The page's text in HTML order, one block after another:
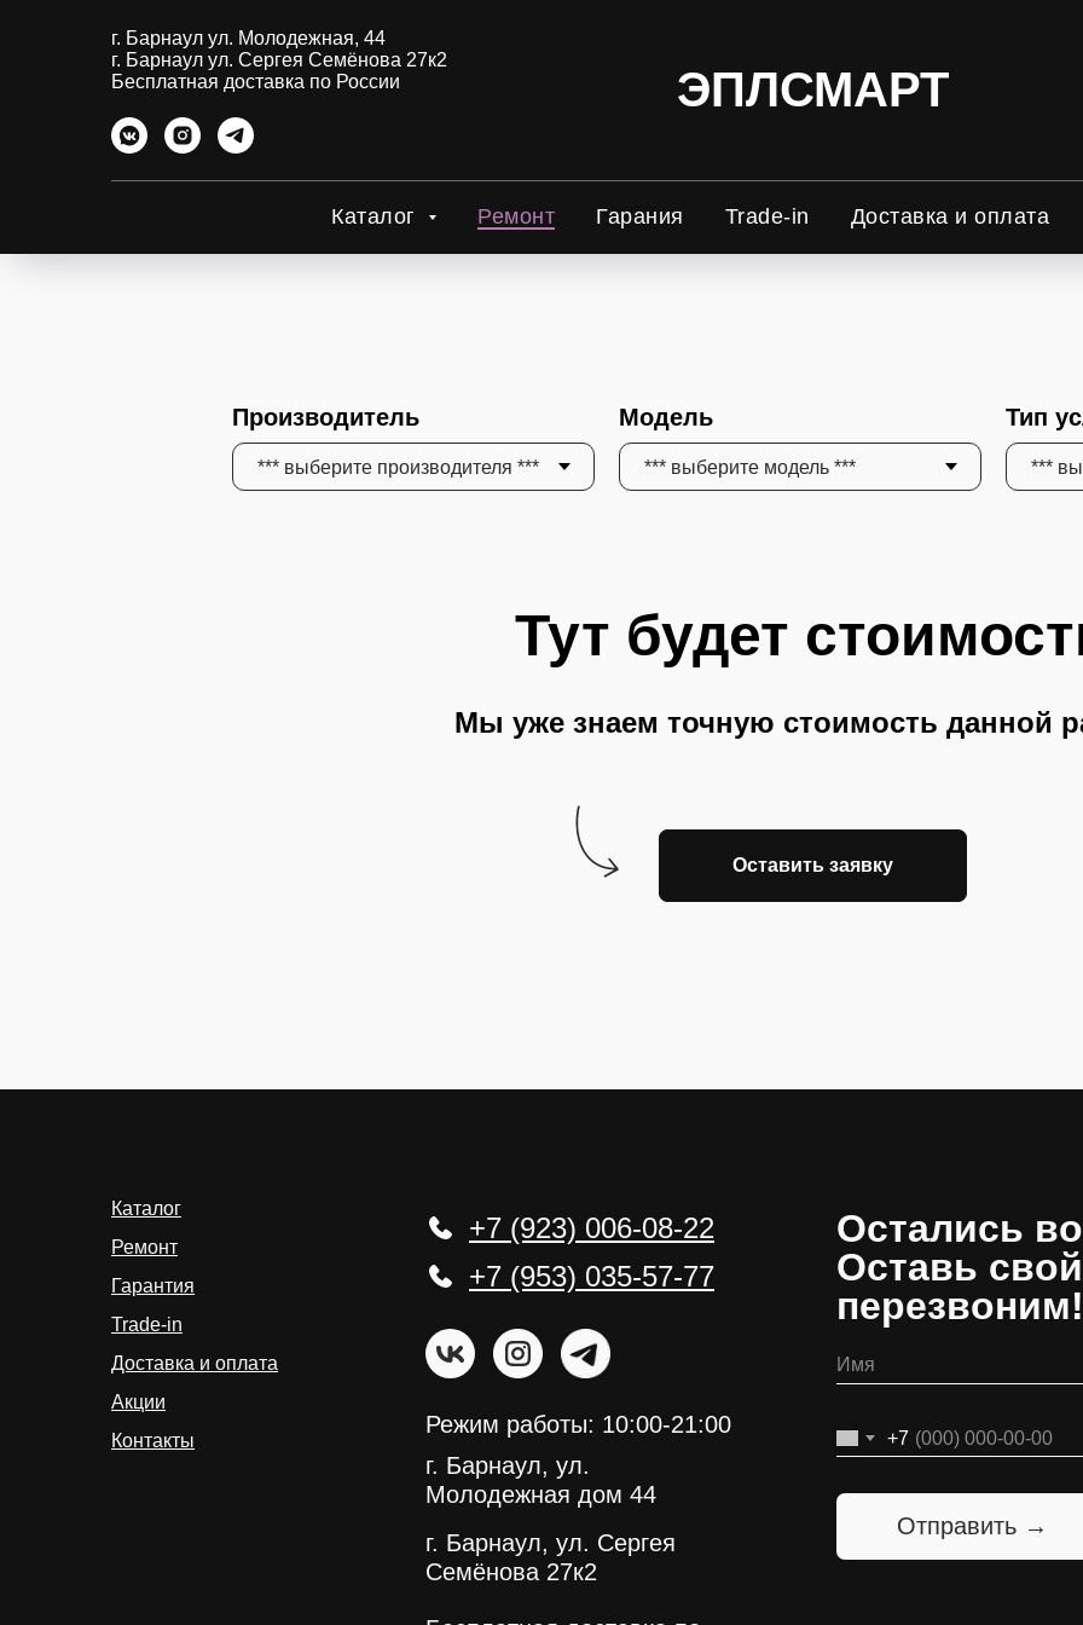
ЭПЛСМАРТ
г. Барнаул ул. Молодежная, 44
г. Барнаул ул. Сергея Семёнова 27к2
Бесплатная доставка по России
Каталог Ремонт Гарания Trade-in Доставка и оплата
Производитель Модель Тип
Тут будет
Мы уже знаем точную стоимость данной
Оставить заявку
Каталог
Ремонт
Гарантия
Trade-in
Доставка и оплата
Акции
Контакты
г. Барнаул, ул.
Молодежная дом 44
г. Барнаул, ул. Сергея
Семёнова 27к2
+7 (923) 006-08-22
+7 (953) 035-57-77
Остались
Оставь
перезвоним!
+7
Отправить →
Режим работы: 10:00-21:00